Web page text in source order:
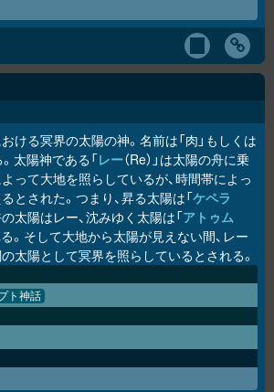
ける冥界の太陽の神。名前は「肉」もしくは
。太陽神である「レー（Re）」は太陽の舟に乗
って大地を照らしているが、時間帯によっ
とされた。つまり、昇る太陽は「ケペラ
の太陽はレー、沈みゆく太陽は「アトゥム
る。そして大地から太陽が見えない間、レー
太陽として冥界を照らしているとされる。
ト神話